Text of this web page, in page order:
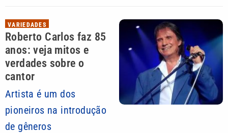
VARIEDADES
Roberto Carlos faz 85
anos: veja mitos e
verdades sobre o
cantor
Artista é um dos
pioneiros na introdução
de gêneros